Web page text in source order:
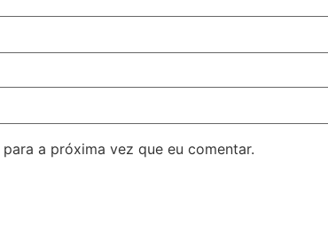
a próxima vez que eu comentar.